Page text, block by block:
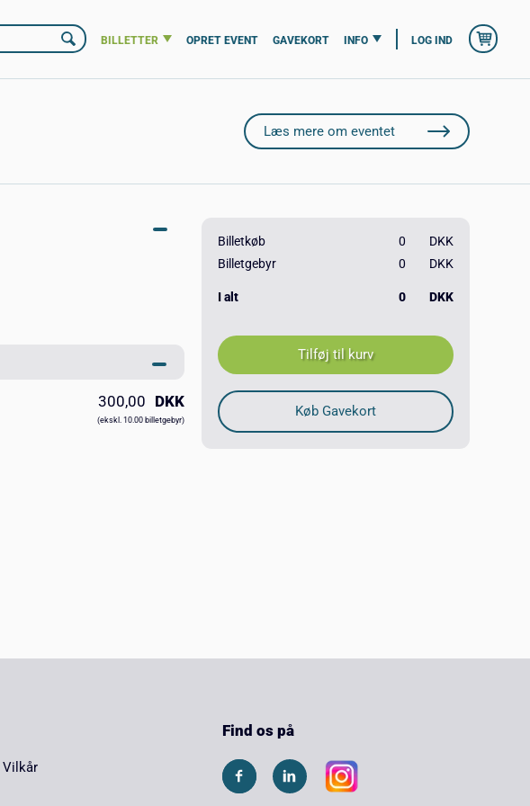
BILLETTER OPRET EVENT GAVEKORT INFO LOG IND
Læs mere om eventet
300,00 DKK
(ekskl. 10.00 billetgebyr)
Billetkøb 0
DKK
Billetgebyr
0 DKK
I alt 0 DKK
Vilkår
Find os på